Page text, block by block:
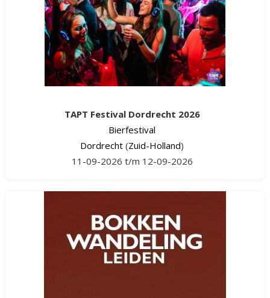
TAPT Festival Dordrecht 2026
Bierfestival
Dordrecht (Zuid-Holland)
11-09-2026 t/m 12-09-2026